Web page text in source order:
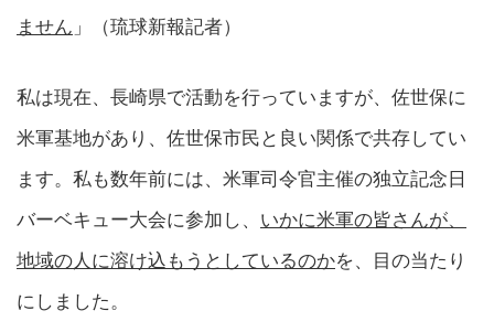
ません 」（琉球新報記者）
私は現在、長崎県で活動を行っていますが、佐世保に
米軍基地があり、佐世保市民と良い関係で共存してい
ます。私も数年前には、米軍司令官主催の独立記念日
バーベキュー大会に参加し、 いかに米軍の皆さんが、
地域の人に溶け込もうとしているのかを、目の当たり
にしました。